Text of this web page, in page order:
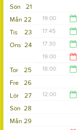
21
Sön
22
Mån 19:00
20:30
23
Tis 17:45
19:30
24
Ons 17:30
18:30
19:00
25
Tor 18:00
19:15
26
Fre
27
Lör 12:00
28
Sön
29
Mån